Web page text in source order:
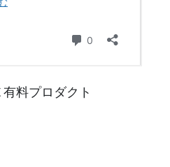
有料プロダクト